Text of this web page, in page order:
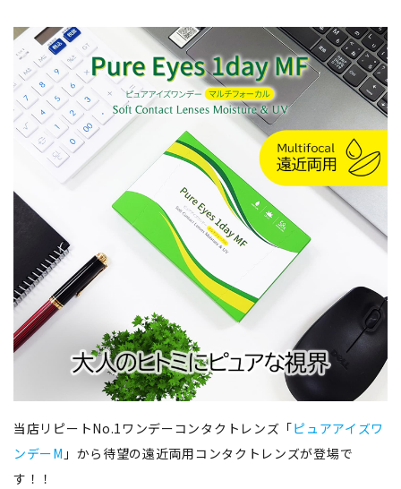
当店リピートNo.1ワンデーコンタクトレンズ「ピュアアイズワ
ンデーM 」から待望の遠近両用コンタクトレンズが登場で
す！！